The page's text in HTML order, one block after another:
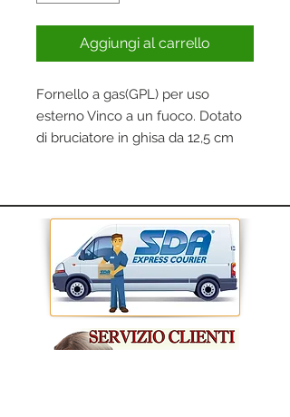
Aggiungi al carrello
Fornello a gas(GPL) per uso
esterno Vinco a un fuoco. Dotato
di bruciatore in ghisa da 12,5 cm
in ottone. Base smaltata nero in
acciaio. Ideale per cucinare
all’aperto, in campeggio o per
cuocere conserve e marmellate.